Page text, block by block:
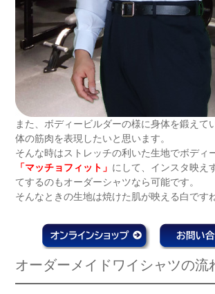
また、ボディービルダーの様に身体を鍛えて
体の筋肉を表現したいと思います。
そんな時はストレッチの利いた生地でボディ
「マッチョフィット」 にして、インスタ映え
てするのもオーダーシャツなら可能です。
そんなときの生地は焼けた肌が映える白です
オーダーメイドワイシャツの流